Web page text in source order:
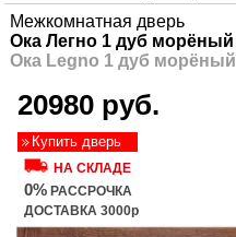
Межкомнатная дверь
Ока Легно 1 дуб морёный
Ока Legno 1 дуб морёный
20980 руб.
Купить дверь
НА СКЛАДЕ
0% РАССРОЧКА
ДОСТАВКА 3000р